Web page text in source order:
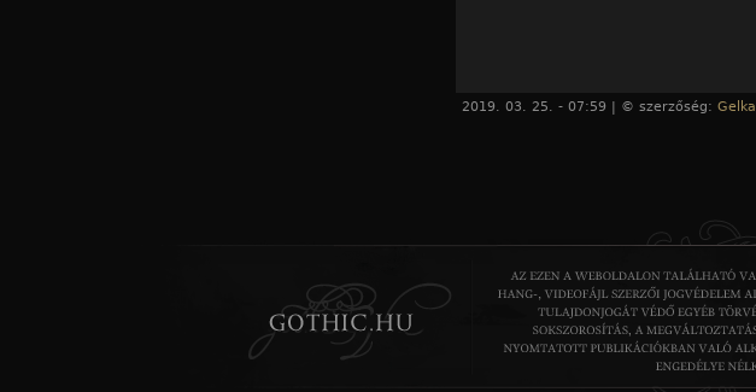
2019. 03. 25. - 07:59 | © szerzőség: Gelka